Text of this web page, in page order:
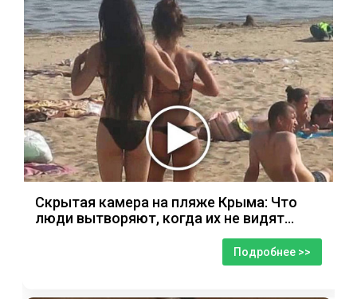
Скрытая камера на пляже Крыма: Что
люди вытворяют, когда их не видят...
Подробнее >>